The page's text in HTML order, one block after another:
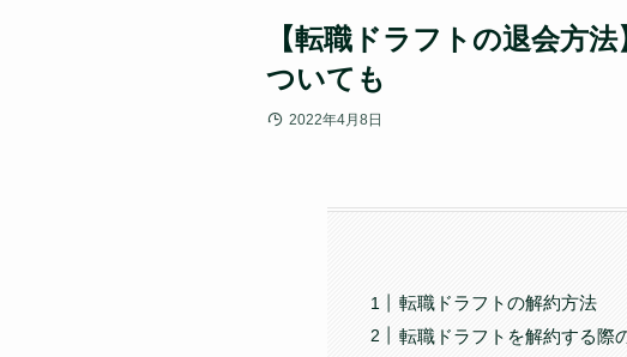
【転職ドラフトの退会方
ついても
2022年4月8日
転職ドラフトの解約方法
転職ドラフトを解約する際